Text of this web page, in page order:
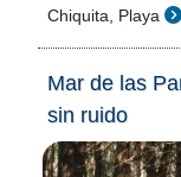
Chiquita, Playa
Mar de las
sin ruido